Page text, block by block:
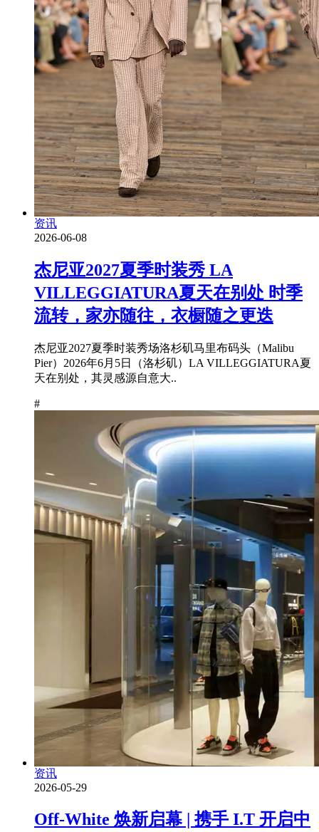
资讯
2026-06-08
杰尼亚2027夏季时装秀 LA
VILLEGGIATURA夏天在别处 时季
流转，家亦随往，衣橱随之更迭
杰尼亚2027夏季时装秀场洛杉矶马里布码头（Malibu
Pier）2026年6月5日（洛杉矶）LA VILLEGGIATURA夏
天在别处，其灵感源自意大..
#
资讯
2026-05-29
Off-White 焕新启幕 | 携手 I.T 开启中